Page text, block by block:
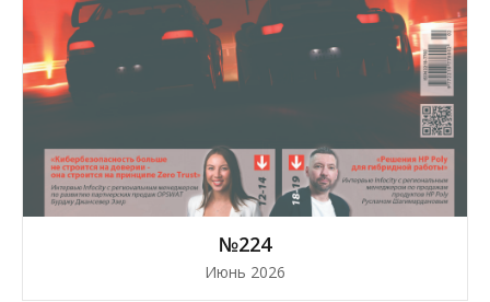
№224
Июнь 2026